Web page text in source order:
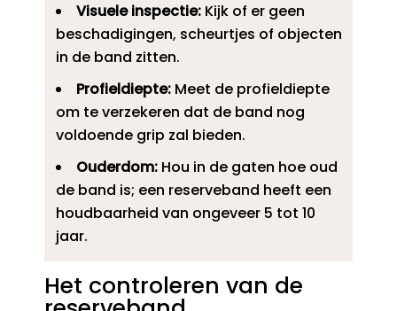
Visuele inspectie:Kijk of er geen
beschadigingen, scheurtjes of objecten
in de band zitten.​
Profieldiepte:Meet de profieldiepte
om te verzekeren dat de band nog
voldoende grip zal bieden.​
Ouderdom:Hou in de gaten hoe oud
de band is; een reserveband heeft een
houdbaarheid van ongeveer 5 tot 10
jaar.​
Het controleren van de